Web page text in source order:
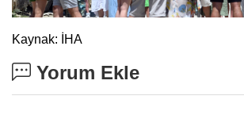
Kaynak: İHA
Yorum Ekle